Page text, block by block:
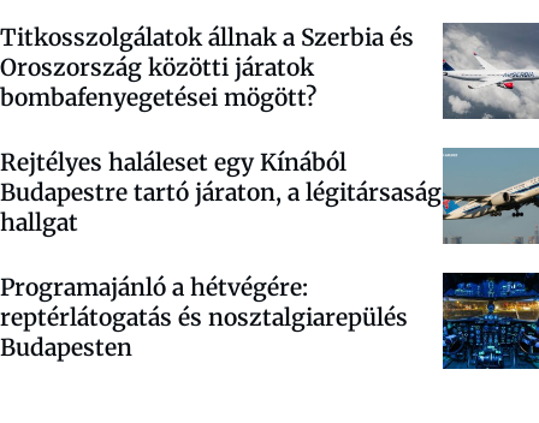
Titkosszolgálatok állnak a Szerbia és
Oroszország közötti járatok
bombafenyegetései mögött?
Rejtélyes haláleset egy Kínából
Budapestre tartó járaton, a légitársaság
hallgat
Programajánló a hétvégére:
reptérlátogatás és nosztalgiarepülés
Budapesten